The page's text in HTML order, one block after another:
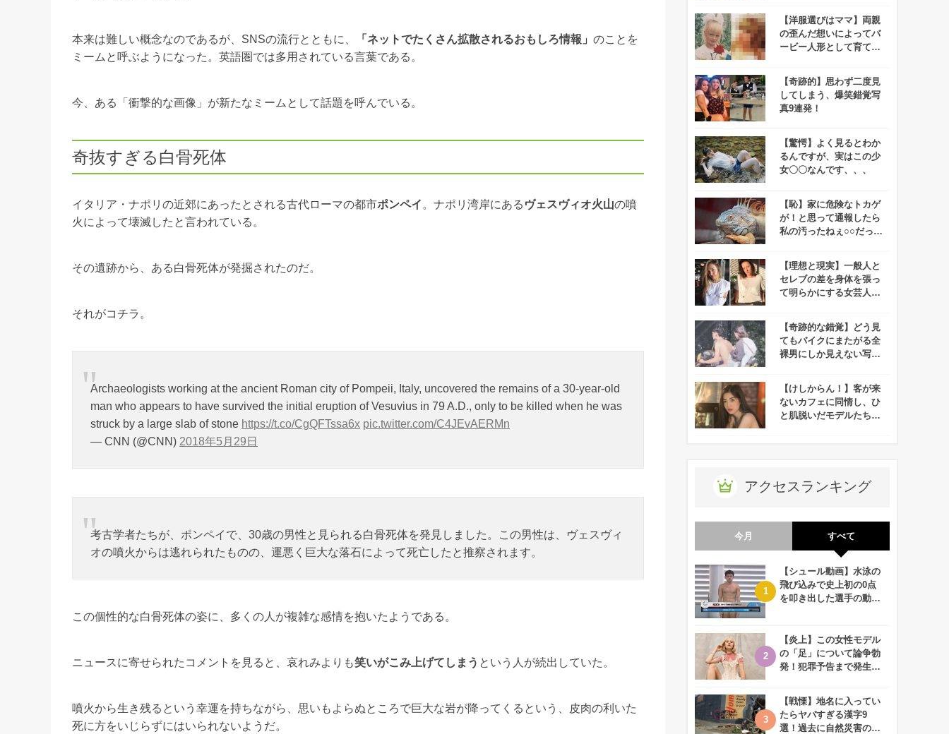
本来は難しい概念なのであるが、SNSの流行とともに、 「ネットでたくさん拡散されるおもしろ情報」 のことを
ミームと呼ぶようになった。英語圏では多用されている言葉である。
今、ある「衝撃的な画像」が新たなミームとして話題を呼んでいる。
奇抜すぎる白骨死体
イタリア・ナポリの近郊にあったとされる古代ローマの都市ポンペイ 。ナポリ湾岸にある ヴェスヴィオ火山の噴
火によって壊滅したと言われている。
その遺跡から、ある白骨死体が発掘されたのだ。
それがコチラ。
Archaeologists working at the ancient Roman city of Pompeii, Italy, uncovered the remains of a 30-year-old
man who appears to have survived the initial eruption of Vesuvius in 79 A.D., only to be killed when he was
struck by a large slab of stone https://t.co/CgQFTssa6x pic.twitter.com/C4JEvAERMn
— CNN (@CNN) 2018年5月29日
考古学者たちが、ポンペイで、30歳の男性と見られる白骨死体を発見しました。この男性は、ヴェスヴィ
オの噴火からは逃れられたものの、運悪く巨大な落石によって死亡したと推察されます。
この個性的な白骨死体の姿に、多くの人が複雑な感情を抱いたようである。
ニュースに寄せられたコメントを見ると、哀れみよりも笑いがこみ上げてしまう という人が続出していた。
噴火から生き残るという幸運を持ちながら、思いもよらぬところで巨大な岩が降ってくるという、皮肉の利いた
死に方をいじらずにはいられないようだ。
【洋服選びはママ】両親
の歪んだ想いによってバ
ービー人形として育てら
【奇跡的】思わず二度見
してしまう、爆笑錯覚写
真9連発！
【驚愕】よく見るとわか
るんですが、実はこの少
女〇〇なんです、、、
【恥】家に危険なトカゲ
が！と思って通報したら
私の汚ったねぇ○○だった
【理想と現実】一般人と
セレブの差を身体を張っ
て明らかにする女芸人の
ると話題に！
【奇跡的な錯覚】どう見
てもバイクにまたがる全
裸男にしか見えない写真
く！
【けしからん！】客が来
ないカフェに同情し、ひ
と肌脱いだモデルたち→
アクセスランキング
今月 すべて
【シュール動画】水泳の
飛び込みで史上初の0点
を叩き出した選手の動画
【炎上】この女性モデル
の「足」について論争勃
発！犯罪予告まで発生す
【戦慄】地名に入ってい
たらヤバすぎる漢字9
選！過去に自然災害の歴